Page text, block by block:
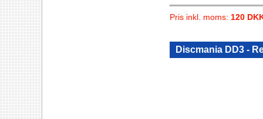
Pris inkl. moms: 120
Discmania DD3 -